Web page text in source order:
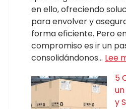
en ello, ofreciendo
para envolver y
forma eficiente. Pero
compromiso es ir un
consolidándonos… Lee
5
y